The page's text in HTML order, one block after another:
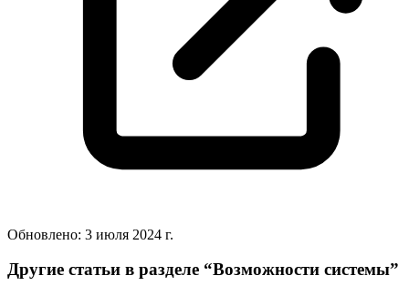
Обновлено: 3 июля 2024 г.
Другие статьи в разделе “Возможности системы”